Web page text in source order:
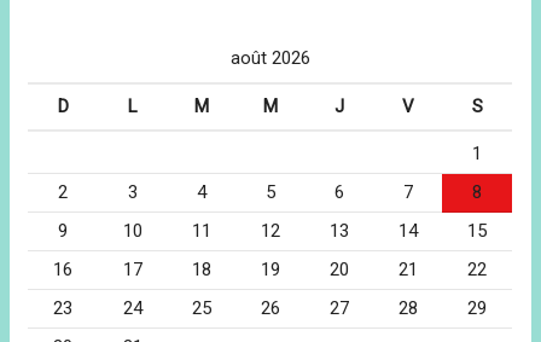
août 2026
D L M M J V S
1
2
3 4 5 6 7
8
9
10 11 12 13 14
15
16
17 18 19 20 21
22
23
24 25 26 27 28
29